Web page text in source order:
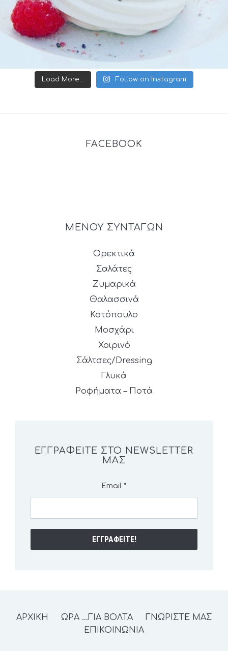
Load More... Follow on Instagram
FACEBOOK
ΜΕΝΟΥ ΣΥΝΤΑΓΩΝ
Ορεκτικά
Σαλάτες
Ζυμαρικά
Θαλασσινά
Κοτόπουλο
Μοσχάρι
Χοιρινό
Σάλτσες/Dressing
Γλυκά
Ροφήματα – Ποτά
ΕΓΓΡΑΦΕΊΤΕ ΣΤΟ NEWSLETTER
ΜΑΣ
Email *
ΑΡΧΙΚΗ ΩΡΑ …ΓΙΑ ΒΟΛΤΑ
ΓΝΩΡΙΣΤΕ ΜΑΣ
ΕΠΙΚΟΙΝΩΝΙΑ